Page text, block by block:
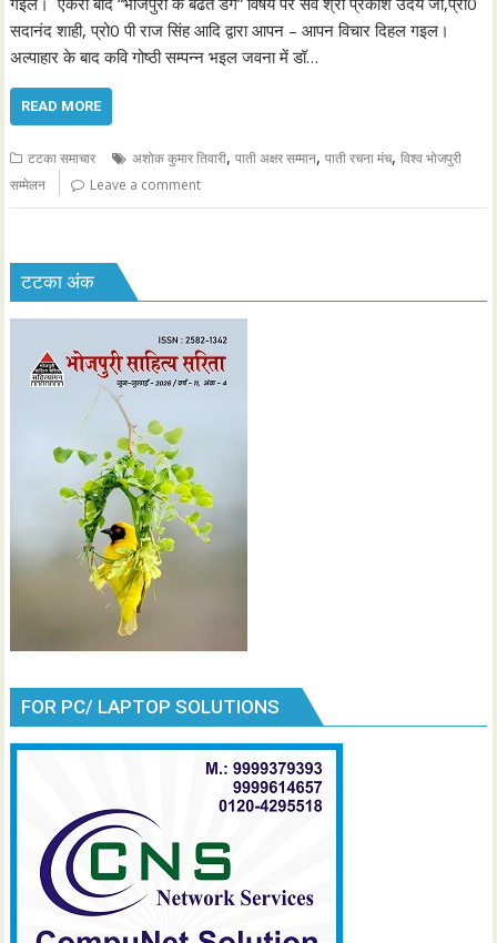
सदानंद शाही, प्रो0 पी राज सिंह आदि द्वारा आपन – आपन विचार दिहल गइल।
अल्पाहार के बाद कवि गोष्ठी सम्पन्न भइल जवना में डॉ…
READ MORE
टटका समाचार अशोक कुमार तिवारी,पाती अक्षर सम्मान,पाती रचना मंच,विश्व भोजपुरी
सम्मेलन
Leave a comment
टटका अंक
FOR PC/ LAPTOP SOLUTIONS